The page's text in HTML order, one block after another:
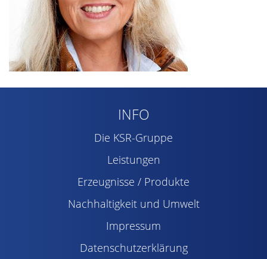
INFO
Die KSR-Gruppe
Leistungen
Erzeugnisse / Produkte
Nachhaltigkeit und Umwelt
Impressum
Datenschutzerklärung